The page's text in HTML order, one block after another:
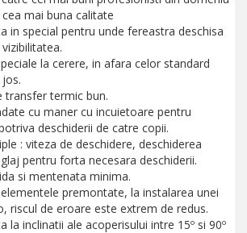
mai buna calitate
in special pentru unde fereastra deschisa
la cerere, in afara celor standard
transfer termic bun.
cu maner cu incuietoare pentru
deschiderii de catre copii.
: viteza de deschidere, deschiderea
pentru forta necesara deschiderii.
si mentenata minima.
premontate, la instalarea unei
riscul de eroare este extrem de redus.
la inclinatii ale acoperisului intre 15º si 90º